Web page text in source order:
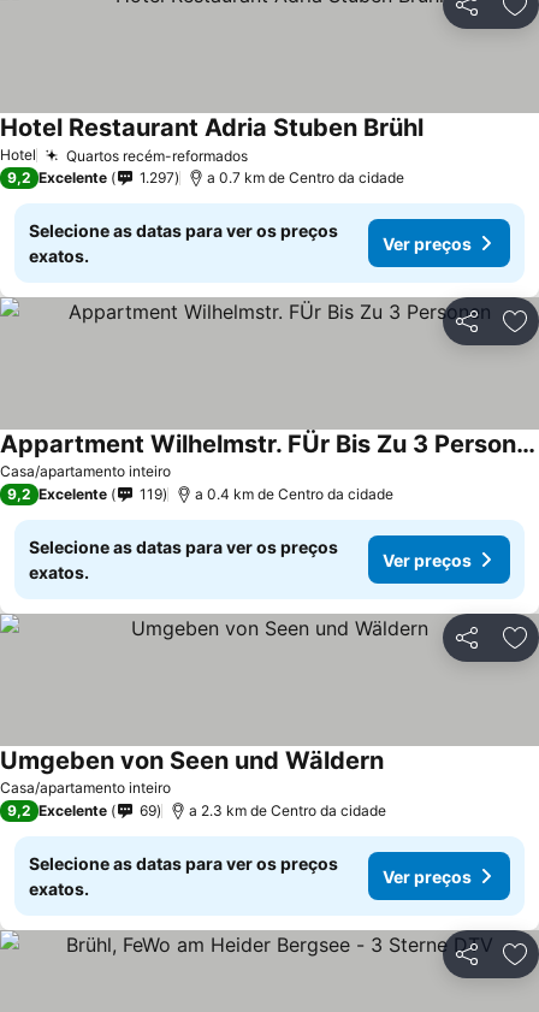
Partilhar
Hotel Quartos recém-reformados
Hotel Restaurant Adria Stuben Brühl
9,2 Excelente 1.297 a 0.7 km de Centro da cidade
Selecione as datas para ver os preços
exatos.
Ver preços
Partilhar
Casa/apartamento inteiro
Appartment Wilhelmstr. FÜr Bis Zu 3 Personen
9,2 Excelente 119 a 0.4 km de Centro da cidade
Selecione as datas para ver os preços
exatos.
Ver preços
Partilhar
Casa/apartamento inteiro
Umgeben von Seen und Wäldern
9,2 Excelente 69 a 2.3 km de Centro da cidade
Selecione as datas para ver os preços
exatos.
Ver preços
Partilhar